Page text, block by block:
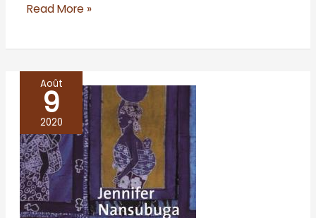
Read More »
Août
9
2020
Kintu
Jennifer
Nansubuga
Makumbi